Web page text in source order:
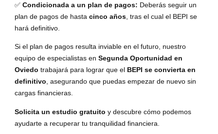
✅ Condicionada a un plan de pagos: Deberás seguir un
plan de pagos de hasta cinco años , tras el cual el BEPI se
hará definitivo.
Si el plan de pagos resulta inviable en el futuro, nuestro
equipo de especialistas en Segunda Oportunidad en
Oviedo trabajará para lograr que el BEPI se convierta en
definitivo, asegurando que puedas empezar de nuevo sin
cargas financieras.
Solicita un estudio gratuito y descubre cómo podemos
ayudarte a recuperar tu tranquilidad financiera.